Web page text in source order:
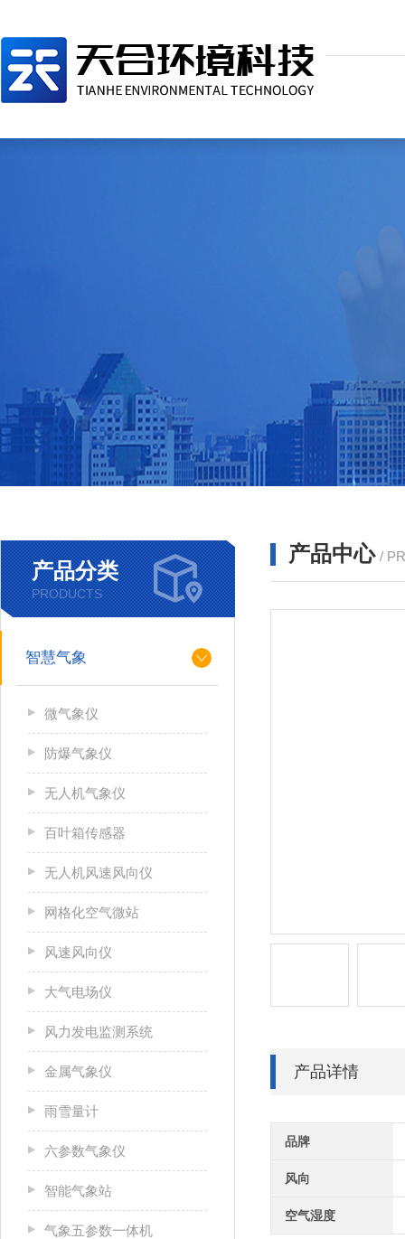
产品分类
PRODUCTS
智慧气象
微气象仪
防爆气象仪
无人机气象仪
百叶箱传感器
无人机风速风向仪
网格化空气微站
风速风向仪
大气电场仪
风力发电监测系统
金属气象仪
雨雪量计
六参数气象仪
智能气象站
气象五参数一体机
产品中心 /
产品详情
品牌
风向
空气湿度